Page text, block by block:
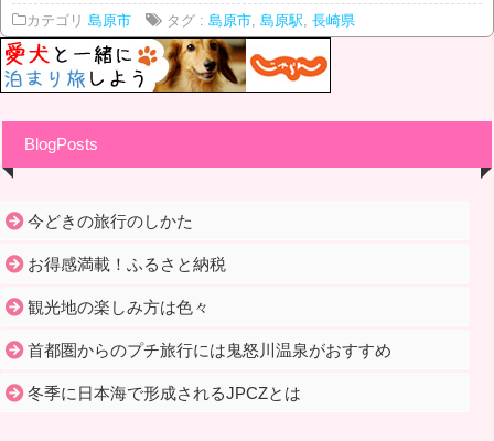
カテゴリ 島原市 タグ : 島原市, 島原駅, 長崎県
BlogPosts
今どきの旅行のしかた
お得感満載！ふるさと納税
観光地の楽しみ方は色々
首都圏からのプチ旅行には鬼怒川温泉がおすすめ
冬季に日本海で形成されるJPCZとは